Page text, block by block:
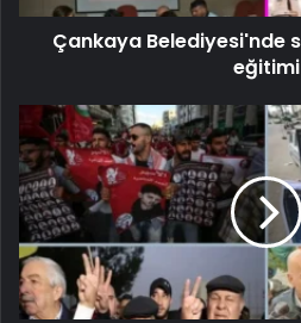
Çankaya Belediyesi'nde
eğitimi